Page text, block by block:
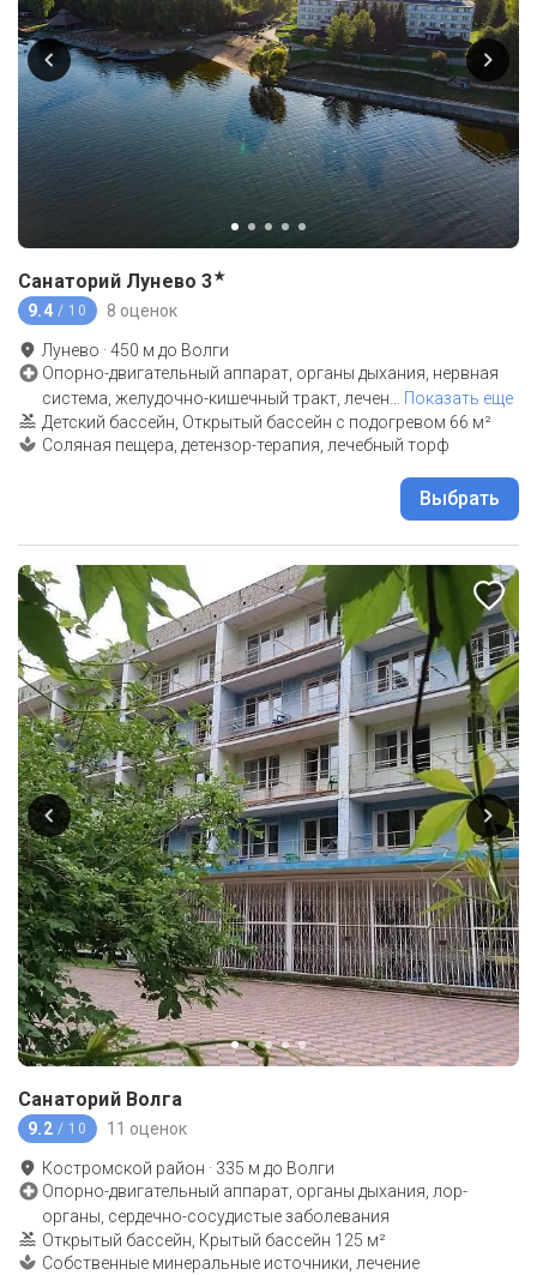
Санаторий Лунево 3★
9.4 / 10 8 оценок
Лунево ·450 м до Волги
Опорно-двигательный аппарат, органы дыхания, нервная
система, желудочно-кишечный тракт, лечен
Показать еще
Детский бассейн, Открытый бассейн с подогревом 66 м²
Соляная пещера, детензор-терапия, лечебный торф
Выбрать
Санаторий Волга
9.2 / 10 11 оценок
Костромской район · 335 м до Волги
Опорно-двигательный аппарат, органы дыхания, лор-
органы, сердечно-сосудистые заболевания
Открытый бассейн, Крытый бассейн 125 м²
Собственные минеральные источники, лечение